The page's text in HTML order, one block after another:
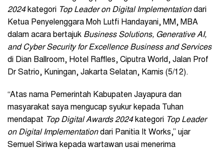
2024kategori Top Leader on Digital Implementationdari
Ketua Penyelenggara Moh Lutfi Handayani, MM, MBA
dalam acara bertajuk Business Solutions, Generative AI,
and Cyber Security for Excellence Business and Services
di Dian Ballroom, Hotel Raffles, Ciputra World, Jalan Prof
Dr Satrio, Kuningan, Jakarta Selatan, Kamis (5/12).
“Atas nama Pemerintah Kabupaten Jayapura dan
masyarakat saya mengucap syukur kepada Tuhan
mendapat Top Digital Awards 2024kategori Top Leader
on Digital Implementationdari Panitia It Works,” ujar
Semuel Siriwa kepada wartawan usai menerima